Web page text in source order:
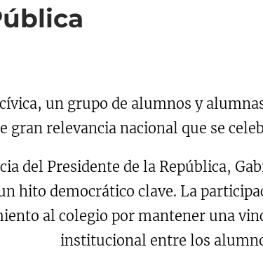
un grupo de alumnos y
gran relevancia nacional que se
del Presidente de la República,
hito democrático clave. La
al colegio por mantener una
institucional entre los